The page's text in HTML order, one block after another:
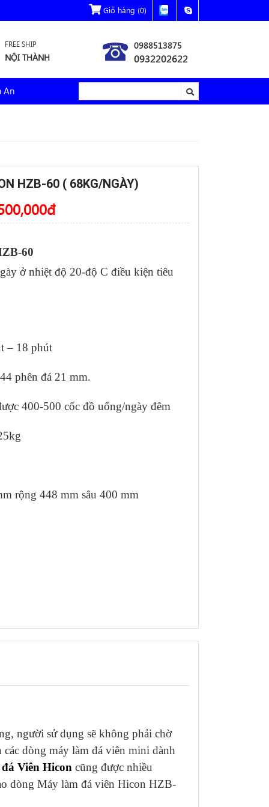
Giỏ hàng (0)
FREE SHIP
NỘI THÀNH
0988513875
0932202622
An
HZB-60 ( 68KG/NGÀY)
đ
60
ở nhiệt độ 20-độ C điều kiện tiêu
– 18 phút
phên đá 21 mm.
400-500 cốc đồ uống/ngày đêm
rộng 448 mm sâu 400 mm
người sử dụng sẽ không phải chờ
dòng máy làm đá viên mini dành
Viên Hicon cũng được nhiều
dòng Máy làm đá viên Hicon HZB-